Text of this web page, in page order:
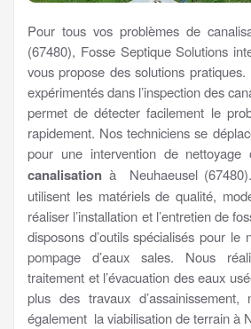
Pour tous vos problèmes de
(67480), Fosse Septique Solutions
vous propose des solutions
expérimentés dans l’inspection des
permet de détecter facilement le
rapidement. Nos techniciens se
pour une intervention de nettoyage
canalisation à Neuhaeusel
utilisent les matériels de qualité,
réaliser l’installation et l’entretien de
disposons d’outils spécialisés pour le
pompage d’eaux sales. Nous
traitement et l’évacuation des eaux
plus des travaux
également la viabilisation de terrain à